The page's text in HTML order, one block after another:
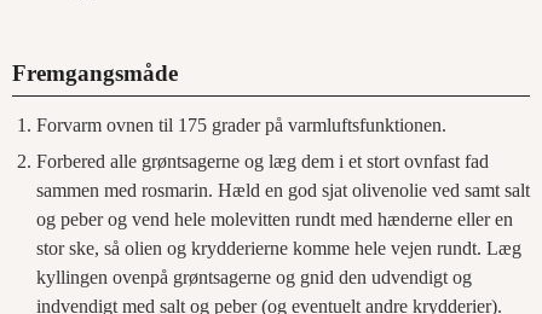
Fremgangsmåde
Forvarm ovnen til 175 grader på varmluftsfunktionen.
Forbered alle grøntsagerne og læg dem i et stort ovnfast fad
sammen med rosmarin. Hæld en god sjat olivenolie ved samt salt
og peber og vend hele molevitten rundt med hænderne eller en
stor ske, så olien og krydderierne komme hele vejen rundt. Læg
kyllingen ovenpå grøntsagerne og gnid den udvendigt og
indvendigt med salt og peber (og eventuelt andre krydderier).